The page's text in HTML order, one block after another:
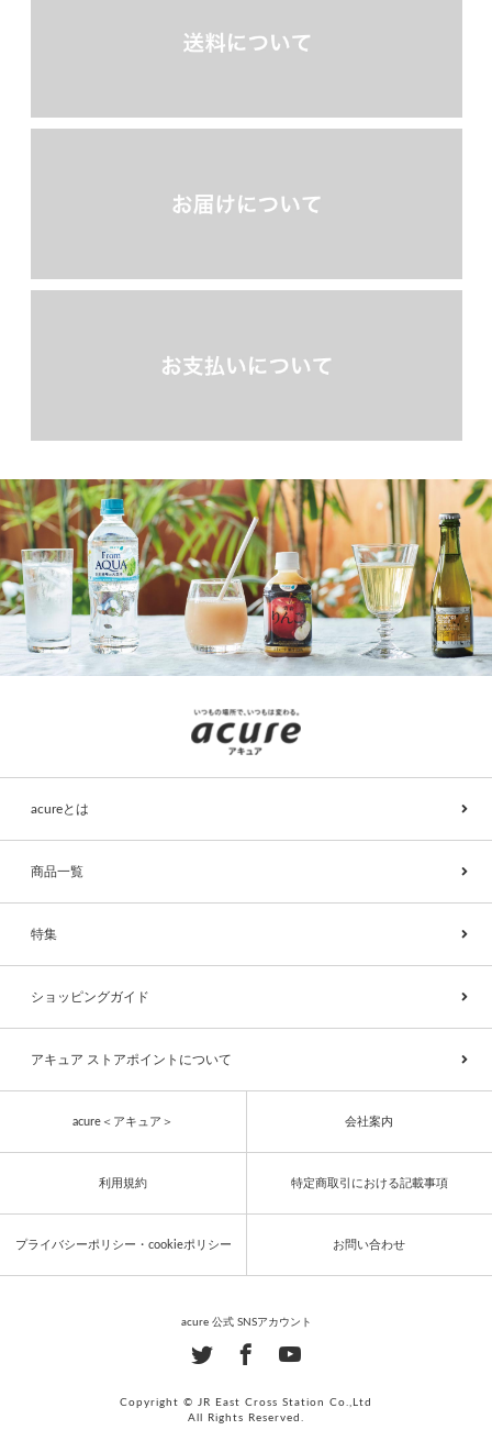
acureとは
商品一覧
特集
ショッピングガイド
アキュア ストアポイントについて
acure＜アキュア＞ 会社案内
利用規約 特定商取引における記載事項
プライバシーポリシー・cookieポリシー お問い合わせ
acure 公式 SNSアカウント
Copyright © JR East Cross Station Co.,Ltd
All Rights Reserved.